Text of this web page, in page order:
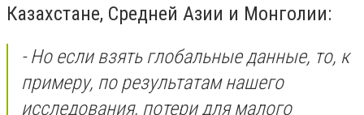
Казахстане, Средней Азии и Монголии:
- Но если взять глобальные данные, то, к
примеру, по результатам нашего
исследования, потери для малого